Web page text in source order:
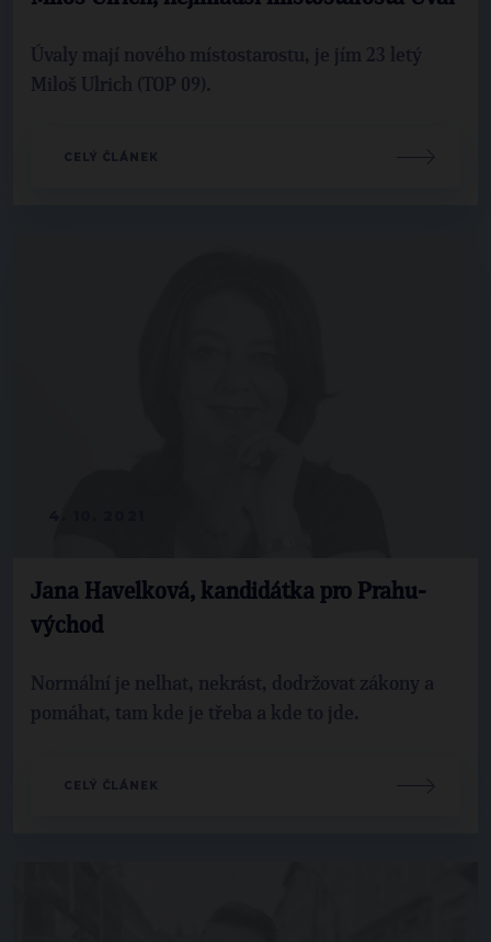
Úvaly mají nového místostarostu, je jím 23 letý
Miloš Ulrich (TOP 09).
CELÝ ČLÁNEK
Jana Havelková, kandidátka pro Prahu-
východ
Normální je nelhat, nekrást, dodržovat zákony a
pomáhat, tam kde je třeba a kde to jde.
CELÝ ČLÁNEK